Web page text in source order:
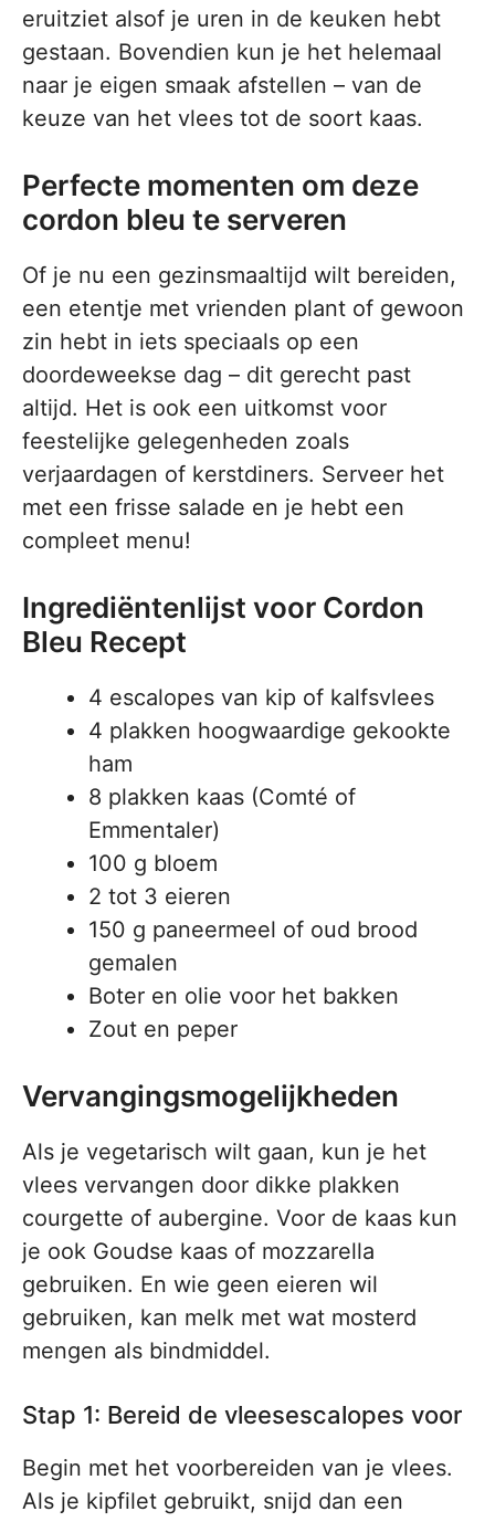
eruitziet alsof je uren in de keuken hebt
gestaan. Bovendien kun je het helemaal
naar je eigen smaak afstellen – van de
keuze van het vlees tot de soort kaas.
Perfecte momenten om deze
cordon bleu te serveren
Of je nu een gezinsmaaltijd wilt bereiden,
een etentje met vrienden plant of gewoon
zin hebt in iets speciaals op een
doordeweekse dag – dit gerecht past
altijd. Het is ook een uitkomst voor
feestelijke gelegenheden zoals
verjaardagen of kerstdiners. Serveer het
met een frisse salade en je hebt een
compleet menu!
Ingrediëntenlijst voor Cordon
Bleu Recept
4 escalopes van kip of kalfsvlees
4 plakken hoogwaardige gekookte
ham
8 plakken kaas (Comté of
Emmentaler)
100 g bloem
2 tot 3 eieren
150 g paneermeel of oud brood
gemalen
Boter en olie voor het bakken
Zout en peper
Vervangingsmogelijkheden
Als je vegetarisch wilt gaan, kun je het
vlees vervangen door dikke plakken
courgette of aubergine. Voor de kaas kun
je ook Goudse kaas of mozzarella
gebruiken. En wie geen eieren wil
gebruiken, kan melk met wat mosterd
mengen als bindmiddel.
Stap 1: Bereid de vleesescalopes voor
Begin met het voorbereiden van je vlees.
Als je kipfilet gebruikt, snijd dan een